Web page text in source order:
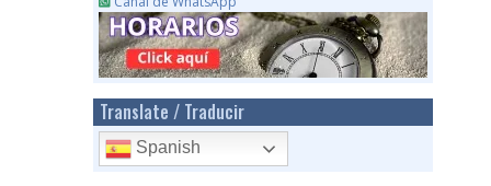
Translate / Traducir
Spanish